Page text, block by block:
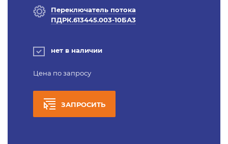
Переключатель потока
ПДРК.613445.003-10БА3
нет в наличии
Цена по запросу
ЗАПРОСИТЬ